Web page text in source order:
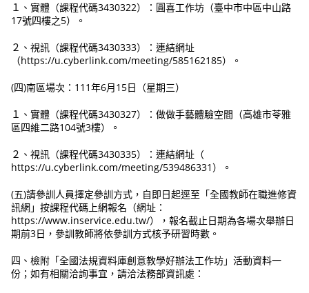
１、實體（課程代碼3430322）：圓喜工作坊（臺中市中區中山路
17號四樓之5）。
２、視訊（課程代碼3430333）：連結網址
（https://u.cyberlink.com/meeting/585162185）。
(四)南區場次：111年6月15日（星期三）
１、實體（課程代碼3430327）：做做手藝體驗空間（高雄市苓雅
區四維二路104號3樓）。
２、視訊（課程代碼3430335）：連結網址（
https://u.cyberlink.com/meeting/539486331）。
(五)請參訓人員擇定參訓方式，自即日起逕至「全國教師在職進修資
訊網」按課程代碼上網報名（網址：
https://www.inservice.edu.tw/），報名截止日期為各場次舉辦日
期前3日，參訓教師將依參訓方式核予研習時數。
四、檢附「全國法規資料庫創意教學好辦法工作坊」活動資料一
份；如有相關洽詢事宜，請洽法務部資訊處：